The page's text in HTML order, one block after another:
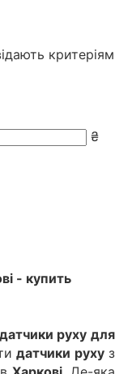
критеріям
₴
- купить
датчики руху для
датчики рухуз